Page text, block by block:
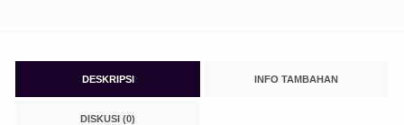
DESKRIPSI INFO TAMBAHAN
DISKUSI (0)